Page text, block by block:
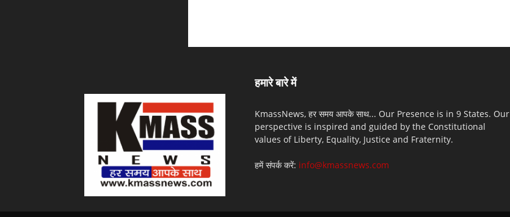
हमारे बारे में
KmassNews, हर समय आपके साथ... Our Presence is in 9 States. Our
perspective is inspired and guided by the Constitutional
values of Liberty, Equality, Justice and Fraternity.
हमें संपर्क करें: info@kmassnews.com